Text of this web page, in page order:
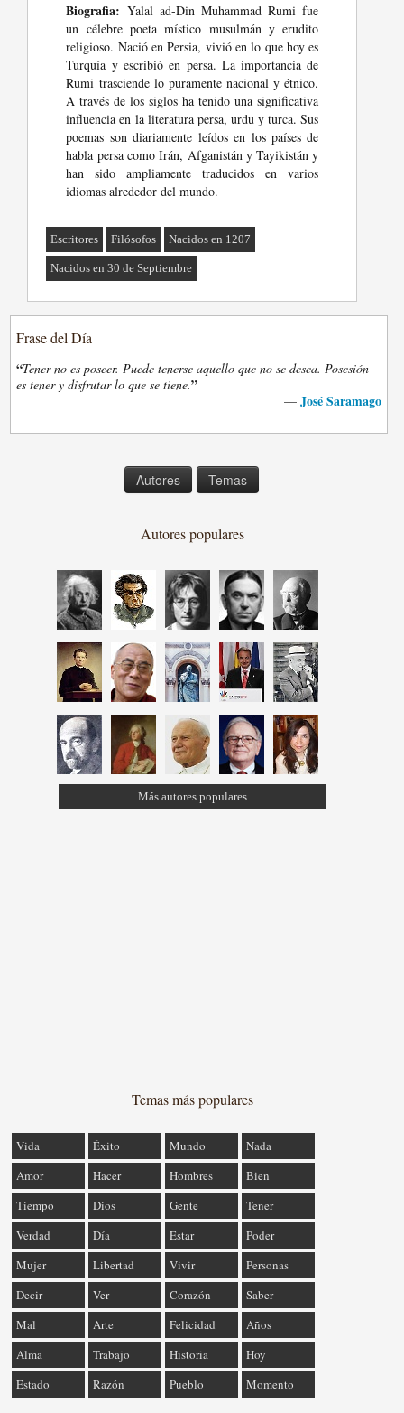
Biografia: Yalal ad-Din Muhammad Rumi fue
un célebre poeta místico musulmán y erudito
religioso. Nació en Persia, vivió en lo que hoy es
Turquía y escribió en persa. La importancia de
Rumi trasciende lo puramente nacional y étnico.
A través de los siglos ha tenido una significativa
influencia en la literatura persa, urdu y turca. Sus
poemas son diariamente leídos en los países de
habla persa como Irán, Afganistán y Tayikistán y
han sido ampliamente traducidos en varios
idiomas alrededor del mundo.
Escritores Filósofos Nacidos en 1207
Nacidos en 30 de Septiembre
Frase del Día
“Tener no es poseer. Puede tenerse aquello que no se desea. Posesión
es tener y disfrutar lo que se tiene.”
— José Saramago
Autores Temas
Autores populares
Más autores populares
Temas más populares
Vida Éxito Mundo
Nada
Amor
Hacer Hombres
Bien
Tiempo
Dios Gente
Tener
Verdad
Día Estar
Poder
Mujer
Libertad Vivir
Personas
Decir
Ver Corazón
Saber
Mal
Arte Felicidad
Años
Alma
Trabajo Historia
Hoy
Estado
Razón Pueblo Momento